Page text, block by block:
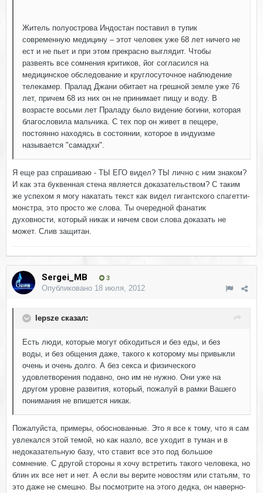
Житель полуострова Индостан поставил в тупик
современную медицину – этот человек уже 68 лет ничего не
ест и не пьет и при этом прекрасно выглядит. Чтобы
развеять все сомнения критиков, йог согласился на
медицинское обследование и круглосуточное наблюдение
телекамер. Пралад Джани обитает на грешной земле уже 76
лет, причем 68 из них он не принимает пищу и воду. В
возрасте восьми лет Праладу было видение богини, которая
благословила мальчика. С тех пор он живет в пещере,
постоянно находясь в состоянии, которое в индуизме
называется "самадхи".
Я еще раз спрашиваю - ТЫ ЕГО видел? ТЫ лично с ним знаком?
И как эта буквенная стена является доказательством? С таким
же успехом я могу накатать текст как видел гигантского спагетти-
монстра, это просто же слова. Ты очередной фанатик
духовности, который никак и ничем свои слова доказать не
может. Слив защитан.
Sergei_MB 3
Опубликовано 18 июля, 2012
lepsze сказал:
Есть люди, которые могут обходиться и без еды, и без
воды, и без общения даже, такого к которому мы привыкли
очень и очень долго. А без секса и физического
удовлетворения подавно, оно им не нужно. Они уже на
другом уровне развития, который, пожалуй в рамки Вашего
понимания не впишется никак.
Пожалуйста, примеры, обоснованные. Это я все к тому, что я сам
увлекался этой темой, но как назло, все уходит в туман и в
недоказательную базу, что ставит все это под большое
сомнение. С другой стороны я хочу встретить такого человека, но
блин их все нет и нет. А если вы верите новостям или статьям, то
это даже не смешно. Вы посмотрите на этого дедка, он наверно-